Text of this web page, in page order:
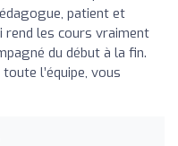
patient et
rend les cours vraiment
du début à la fin.
l’équipe, vous